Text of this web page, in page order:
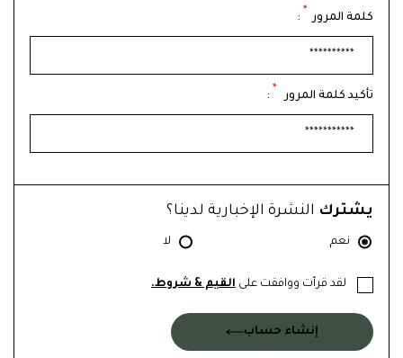
كلمة المرور *
:
تأكيد كلمة المرور *
:
يشترك النشرة الإخبارية لدينا؟
نعم لا
لقد قرأت ووافقت على القيم & شروط.
إنشاء حساب